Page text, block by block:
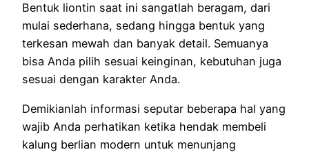
Bentuk liontin saat ini sangatlah beragam, dari
mulai sederhana, sedang hingga bentuk yang
terkesan mewah dan banyak detail. Semuanya
bisa Anda pilih sesuai keinginan, kebutuhan juga
sesuai dengan karakter Anda.
Demikianlah informasi seputar beberapa hal yang
wajib Anda perhatikan ketika hendak membeli
kalung berlian modern untuk menunjang